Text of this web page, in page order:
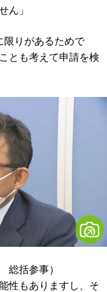
ん」
りがあるためで
とも考えて申請を検
括参事）
性もありますし、そ